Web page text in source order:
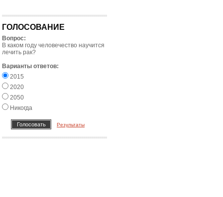
ГОЛОСОВАНИЕ
Вопрос:
В каком году человечество научится
лечить рак?
Варианты ответов:
2015
2020
2050
Никогда
Результаты